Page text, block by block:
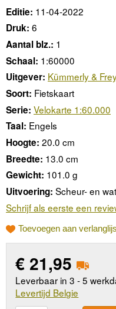
Editie: 11-04-2022
Druk: 6
Aantal blz.: 1
Schaal: 1:60000
Uitgever: Kümmerly &
Soort: Fietskaart
Serie: Velokarte 1:60.000
Taal: Engels
Hoogte: 20.0 cm
Breedte: 13.0 cm
Gewicht: 101.0 g
Uitvoering: Scheur- en
Schrijf als eerste een
Toevoegen aan
€ 21,95
Leverbaar in 3 - 5
Levertijd Belgie